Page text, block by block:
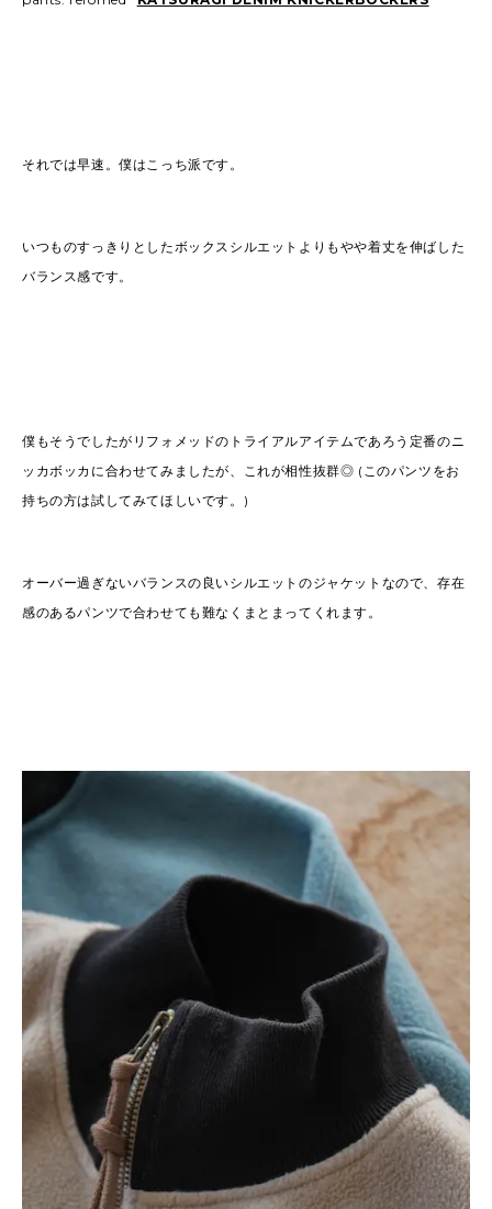
それでは早速。僕はこっち派です。
いつものすっきりとしたボックスシルエットよりもやや着丈を伸ばした
バランス感です。
僕もそうでしたがリフォメッドのトライアルアイテムであろう定番のニ
ッカボッカに合わせてみましたが、これが相性抜群◎ (このパンツをお
持ちの方は試してみてほしいです。)
オーバー過ぎないバランスの良いシルエットのジャケットなので、存在
感のあるパンツで合わせても難なくまとまってくれます。